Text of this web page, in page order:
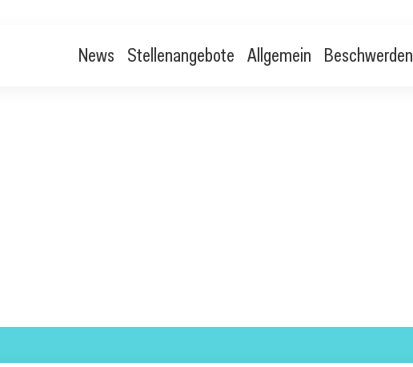
News Stellenangebote Allgemein Beschwerden